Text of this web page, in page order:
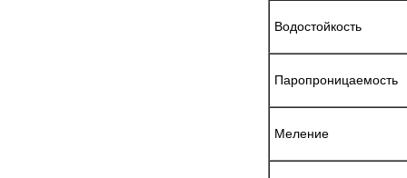
Водостойкость
Паропроницаемость
Меление